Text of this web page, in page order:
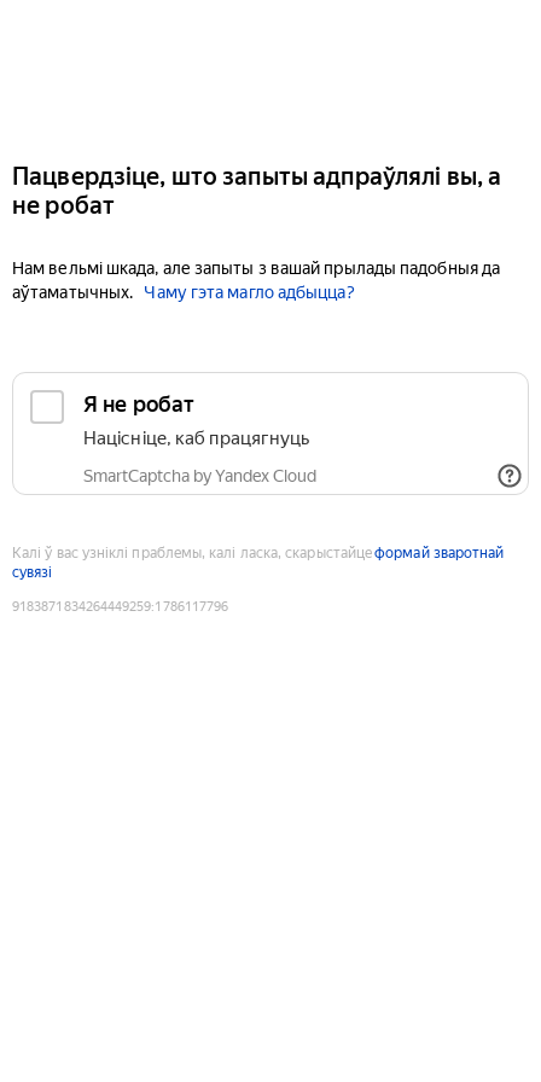
Пацвердзіце, што запыты адпраўлялі вы, а
не робат
Нам вельмі шкада, але запыты з вашай прылады падобныя да
аўтаматычных.
Чаму гэта магло адбыцца?
Я не робат
Націсніце, каб працягнуць
SmartCaptcha by Yandex Cloud
Калі ў вас узніклі праблемы, калі ласка, скарыстайцеформай зваротнай
сувязі
9183871834264449259:1786117796